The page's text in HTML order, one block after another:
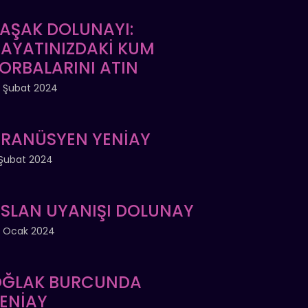
DOLUNAYI:
KUM
ATIN
Şubat 2024
YENİAY
2024
UYANIŞI DOLUNAY
Ocak 2024
BURCUNDA